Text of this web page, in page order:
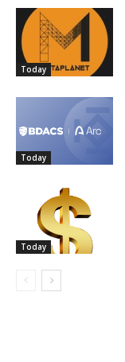
Today
Today
Today